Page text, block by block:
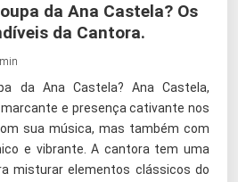
da Ana Castela? Os
da Cantora.
da Ana Castela? Ana Castela,
e presença cativante nos
sua música, mas também com
e vibrante. A cantora tem uma
misturar elementos clássicos do